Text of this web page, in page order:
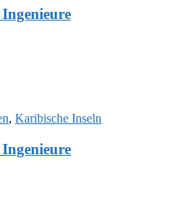
, Karibische Inseln